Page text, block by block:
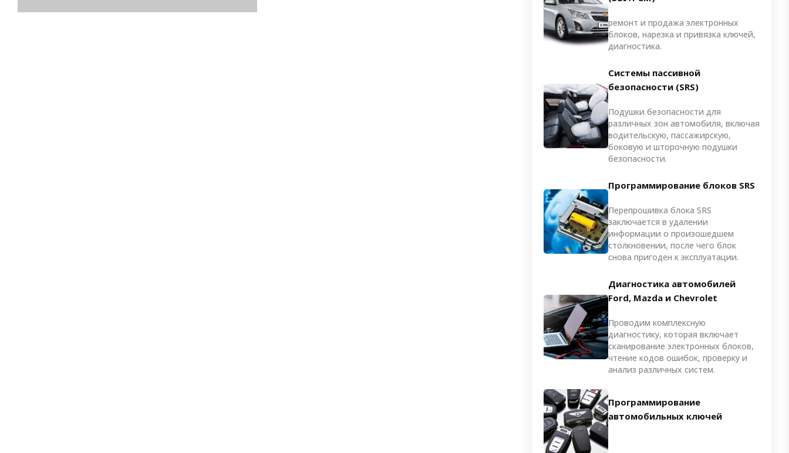
ремонт и продажа электронных
блоков, нарезка и привязка ключей,
диагностика.
Системы пассивной
безопасности (SRS)
Подушки безопасности для
различных зон автомобиля, включая
водительскую, пассажирскую,
боковую и шторочную подушки
безопасности.
Программирование блоков SRS
Перепрошивка блока SRS
заключается в удалении
информации о произошедшем
столкновении, после чего блок
снова пригоден к эксплуатации.
Диагностика автомобилей
Ford, Mazda и Chevrolet
Проводим комплексную
диагностику, которая включает
сканирование электронных блоков,
чтение кодов ошибок, проверку и
анализ различных систем.
Программирование
автомобильных ключей